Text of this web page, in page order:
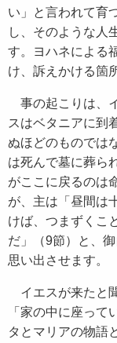
い」と言われて育
し、そのような人
す。ヨハネによる
け、訴えかける箇
事の起こりは、
スはベタニアに到
ぬほどのものでは
は死んで墓に葬ら
がここに戻るのは
が、主は「昼間は
けば、つまずくこ
だ」（9節）と、
思い出させます。
イエスが来たと
「家の中に座っ
タとマリアの物語